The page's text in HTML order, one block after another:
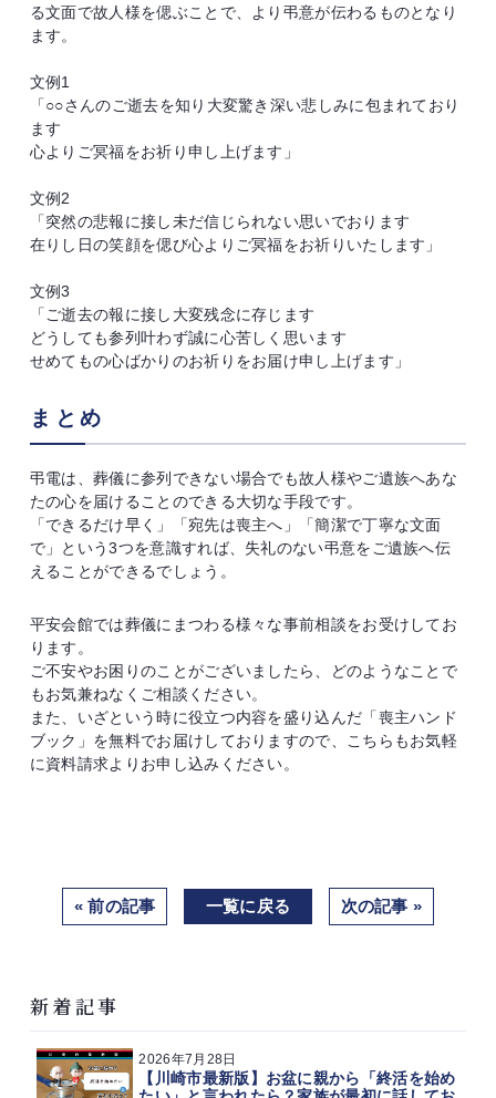
る文面で故人様を偲ぶことで、より弔意が伝わるものとなり
ます。
文例1
「○○さんのご逝去を知り大変驚き深い悲しみに包まれており
ます
心よりご冥福をお祈り申し上げます」
文例2
「突然の悲報に接し未だ信じられない思いでおります
在りし日の笑顔を偲び心よりご冥福をお祈りいたします」
文例3
「ご逝去の報に接し大変残念に存じます
どうしても参列叶わず誠に心苦しく思います
せめてもの心ばかりのお祈りをお届け申し上げます」
まとめ
弔電は、葬儀に参列できない場合でも故人様やご遺族へあな
たの心を届けることのできる大切な手段です。
「できるだけ早く」「宛先は喪主へ」「簡潔で丁寧な文面
で」という3つを意識すれば、失礼のない弔意をご遺族へ伝
えることができるでしょう。
平安会館では葬儀にまつわる様々な事前相談をお受けしてお
ります。
ご不安やお困りのことがございましたら、どのようなことで
もお気兼ねなくご相談ください。
また、いざという時に役立つ内容を盛り込んだ「喪主ハンド
ブック」を無料でお届けしておりますので、こちらもお気軽
に資料請求よりお申し込みください。
« 前の記事 一覧に戻る 次の記事 »
新着記事
2026年7月28日
【川崎市最新版】お盆に親から「終活を始め